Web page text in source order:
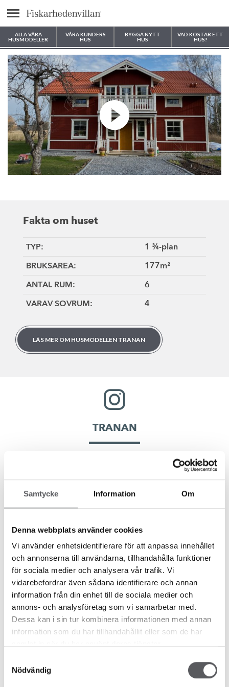
Samtycke Information Om
Denna webbplats använder cookies
Vi använder enhetsidentifierare för att anpassa innehållet
och annonserna till användarna, tillhandahålla funktioner
för sociala medier och analysera vår trafik. Vi
vidarebefordrar även sådana identifierare och annan
information från din enhet till de sociala medier och
annons- och analysföretag som vi samarbetar med.
Dessa kan i sin tur kombinera informationen med annan
information som du har tillhandahållit eller som de har
Nödvändig
Meny
ALLA VÅRA
HUSMODELLER
VÅRA KUNDERS
HUS
BYGGA NYTT
HUS
VAD KOSTAR ETT
HUS?
Var vill du bygga ditt hus?
Fakta om huset
TYP: 1 ¾-plan
BRUKSAREA: 177m²
ANTAL RUM: 6
VARAV SOVRUM: 4
LÄS MER OM HUSMODELLEN TRANAN
TRANAN
Planlösning